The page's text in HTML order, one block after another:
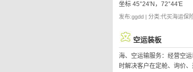
坐标 45°24′N，72°44′E
发布:ggdd | 分类:代买海运保
空运装板
海、空运输服务：经营空
时解决客户在定舱、询价